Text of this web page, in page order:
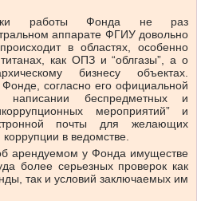
работы Фонда не раз
аппарате ФГИУ довольно
в областях, особенно
как ОПЗ и “облгазы”, а о
бизнесу объектах.
согласно его официальной
написании беспредметных и
мероприятий” и
почты для желающих
в ведомстве.
арендуемом у Фонда имуществе
более серьезных проверок как
так и условий заключаемых им